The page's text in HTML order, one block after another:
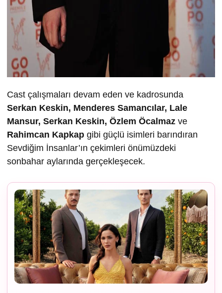
Cast çalışmaları devam eden ve kadrosunda
Serkan Keskin, Menderes Samancılar, Lale
Mansur, Serkan Keskin, Özlem Öcalmaz ve
Rahimcan Kapkap gibi güçlü isimleri barındıran
Sevdiğim İnsanlar’ın çekimleri önümüzdeki
sonbahar aylarında gerçekleşecek.